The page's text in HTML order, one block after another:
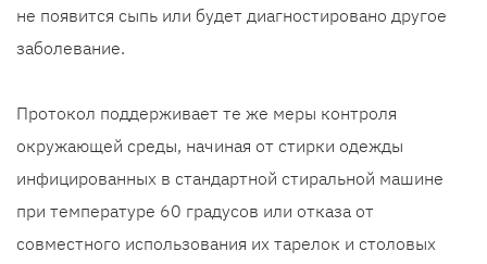
не появится сыпь или будет диагностировано другое
заболевание.
Протокол поддерживает те же меры контроля
окружающей среды, начиная от стирки одежды
инфицированных в стандартной стиральной машине
при температуре 60 градусов или отказа от
совместного использования их тарелок и столовых